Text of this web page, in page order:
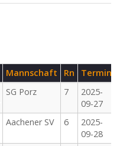
Mannschaft Rn Termin
SG Porz 7
2025-
09-27
Aachener SV 6
2025-
09-28